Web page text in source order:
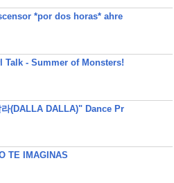
*por dos horas* ahre
Talk - Summer of Monsters!
라(DALLA DALLA)" Dance Pr
TE IMAGINAS